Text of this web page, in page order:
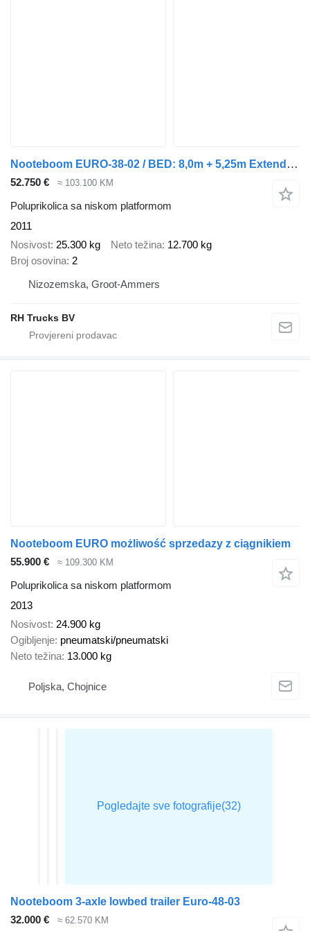
Nooteboom EURO-38-02 / BED: 8,0m + 5,25m Extendable = 13,25m total bed
52.750 € ≈ 103.100 KM
Poluprikolica sa niskom platformom
2011
Nosivost 25.300 kg Neto težina 12.700 kg
Broj osovina 2
Nizozemska, Groot-Ammers
RH Trucks BV
Nooteboom EURO możliwość sprzedazy z ciągnikiem
55.900 €
≈ 109.300 KM
Poluprikolica sa niskom platformom
2013
Nosivost 24.900 kg
Ogibljenje pneumatski/pneumatski
Neto težina 13.000 kg
Poljska, Chojnice
Nooteboom 3-axle lowbed trailer Euro-48-03
32.000 €
≈ 62.570 KM